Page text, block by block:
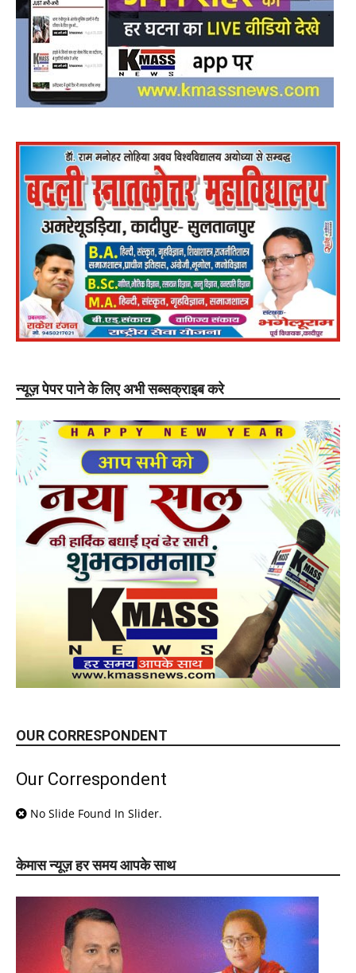
न्यूज़ पेपर पाने के लिए अभी सब्सक्राइब करे
OUR CORRESPONDENT
Our Correspondent
No Slide Found In Slider.
केमास न्यूज़ हर समय आपके साथ